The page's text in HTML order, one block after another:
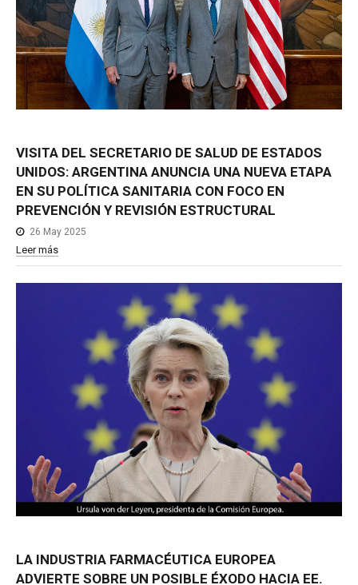
VISITA DEL SECRETARIO DE SALUD DE ESTADOS
UNIDOS: ARGENTINA ANUNCIA UNA NUEVA ETAPA
EN SU POLÍTICA SANITARIA CON FOCO EN
PREVENCIÓN Y REVISIÓN ESTRUCTURAL
26 May 2025
Leer más
LA INDUSTRIA FARMACÉUTICA EUROPEA
ADVIERTE SOBRE UN POSIBLE ÉXODO HACIA EE.